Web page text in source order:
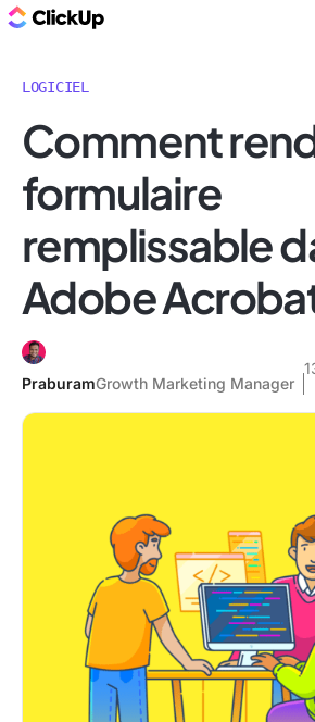
LOGICIEL
Comment
formulaire
remplissable
Adobe
PraburamGrowth Marketing Manager